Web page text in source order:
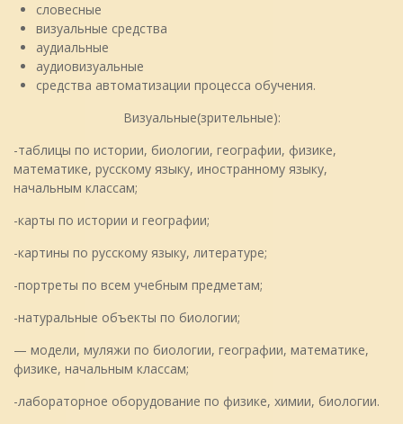
словесные
визуальные средства
аудиальные
аудиовизуальные
средства автоматизации процесса обучения.
Визуальные(зрительные):
-таблицы по истории, биологии, географии, физике,
математике, русскому языку, иностранному языку,
начальным классам;
-карты по истории и географии;
-картины по русскому языку, литературе;
-портреты по всем учебным предметам;
-натуральные объекты по биологии;
— модели, муляжи по биологии, географии, математике,
физике, начальным классам;
-лабораторное оборудование по физике, химии, биологии.